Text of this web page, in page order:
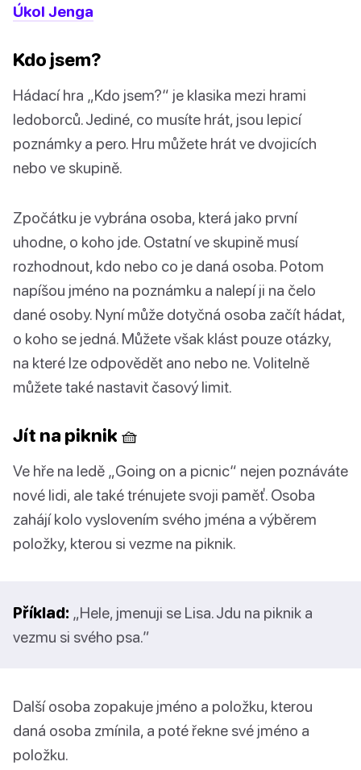
Úkol Jenga
Kdo jsem?
Hádací hra „Kdo jsem?“ je klasika mezi hrami
ledoborců. Jediné, co musíte hrát, jsou lepicí
poznámky a pero. Hru můžete hrát ve dvojicích
nebo ve skupině.
Zpočátku je vybrána osoba, která jako první
uhodne, o koho jde. Ostatní ve skupině musí
rozhodnout, kdo nebo co je daná osoba. Potom
napíšou jméno na poznámku a nalepí ji na čelo
dané osoby. Nyní může dotyčná osoba začít hádat,
o koho se jedná. Můžete však klást pouze otázky,
na které lze odpovědět ano nebo ne. Volitelně
můžete také nastavit časový limit.
Jít na piknik 🧺
Ve hře na ledě „Going on a picnic“ nejen poznáváte
nové lidi, ale také trénujete svoji paměť. Osoba
zahájí kolo vyslovením svého jména a výběrem
položky, kterou si vezme na piknik.
Příklad: „Hele, jmenuji se Lisa. Jdu na piknik a
vezmu si svého psa.”
Další osoba zopakuje jméno a položku, kterou
daná osoba zmínila, a poté řekne své jméno a
položku.